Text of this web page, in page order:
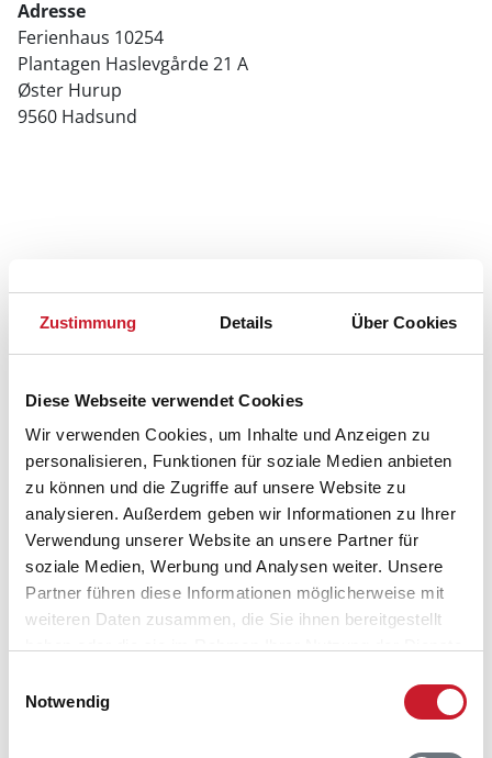
Zustimmung Details Über Cookies
Diese Webseite verwendet Cookies
Wir verwenden Cookies, um Inhalte und Anzeigen zu
personalisieren, Funktionen für soziale Medien anbieten
zu können und die Zugriffe auf unsere Website zu
analysieren. Außerdem geben wir Informationen zu Ihrer
Verwendung unserer Website an unsere Partner für
soziale Medien, Werbung und Analysen weiter. Unsere
Partner führen diese Informationen möglicherweise mit
weiteren Daten zusammen, die Sie ihnen bereitgestellt
Notwendig
Adresse
Ferienhaus 10254
Plantagen Haslevgårde 21 A
Øster Hurup
9560 Hadsund
Belegungskalender
Reisedauer auswählen
Anreisetag im Belegungskalender anklicken
Sie bekommen Verfügbarkeit und Preis angezeigt